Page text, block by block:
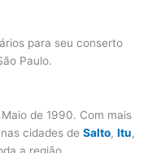
para seu conserto
Paulo.
de 1990. Com mais
cidades deSalto,Itu,